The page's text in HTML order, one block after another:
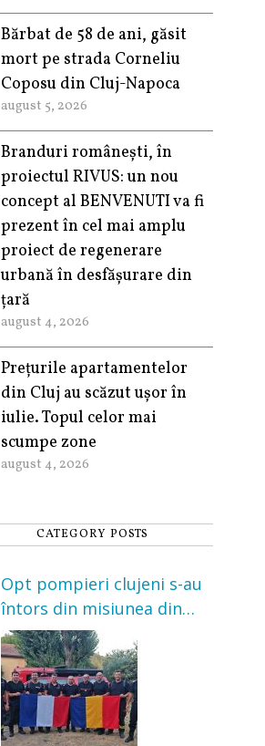
Bărbat de 58 de ani, găsit
mort pe strada Corneliu
Coposu din Cluj-Napoca
august 5, 2026
Branduri românești, în
proiectul RIVUS: un nou
concept al BENVENUTI va fi
prezent în cel mai amplu
proiect de regenerare
urbană în desfășurare din
țară
august 4, 2026
Prețurile apartamentelor
din Cluj au scăzut ușor în
iulie. Topul celor mai
scumpe zone
august 4, 2026
CATEGORY POSTS
Opt pompieri clujeni s-au
întors din misiunea din
Franța. Au intervenit la
incendii de vegetație și
pădure